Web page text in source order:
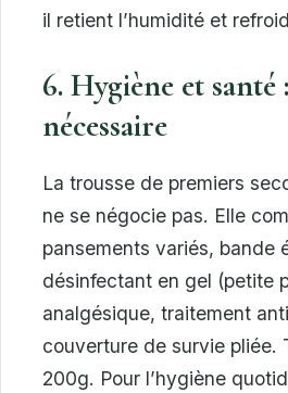
il retient l’humidité et
6. Hygiène et
nécessaire
La trousse de premiers
ne se négocie pas. Elle
pansements variés, bande
désinfectant en gel (petite
analgésique, traitement
couverture de survie pliée.
200g. Pour l’hygiène